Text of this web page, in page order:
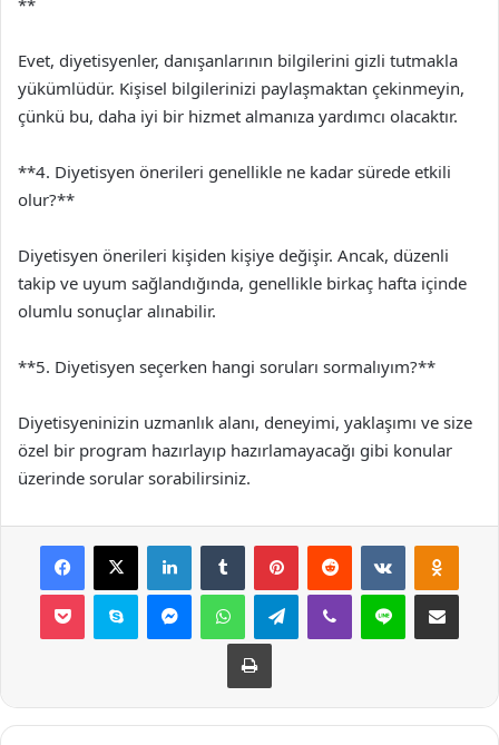
**
Evet, diyetisyenler, danışanlarının bilgilerini gizli tutmakla
yükümlüdür. Kişisel bilgilerinizi paylaşmaktan çekinmeyin,
çünkü bu, daha iyi bir hizmet almanıza yardımcı olacaktır.
**4. Diyetisyen önerileri genellikle ne kadar sürede etkili
olur?**
Diyetisyen önerileri kişiden kişiye değişir. Ancak, düzenli
takip ve uyum sağlandığında, genellikle birkaç hafta içinde
olumlu sonuçlar alınabilir.
**5. Diyetisyen seçerken hangi soruları sormalıyım?**
Diyetisyeninizin uzmanlık alanı, deneyimi, yaklaşımı ve size
özel bir program hazırlayıp hazırlamayacağı gibi konular
üzerinde sorular sorabilirsiniz.
Facebook
X LinkedInTumblr PinterestReddit VKontakte
Pocket Skype MessengerWhatsAppTelegramViber Line E-Posta ile
Yazdır